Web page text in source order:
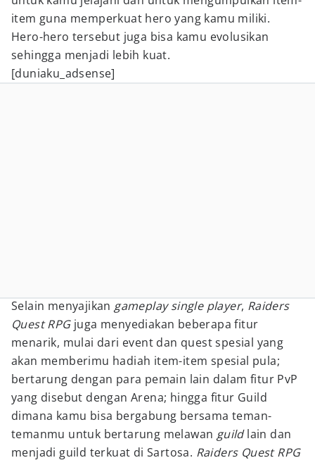
item guna memperkuat hero yang kamu miliki.
Hero-hero tersebut juga bisa kamu evolusikan
sehingga menjadi lebih kuat.
[duniaku_adsense]
Selain menyajikan gameplay single player, Raiders
Quest RPGjuga menyediakan beberapa fitur
menarik, mulai dari event dan quest spesial yang
akan memberimu hadiah item-item spesial pula;
bertarung dengan para pemain lain dalam fitur PvP
yang disebut dengan Arena; hingga fitur Guild
dimana kamu bisa bergabung bersama teman-
temanmu untuk bertarung melawan guildlain dan
menjadi guild terkuat di Sartosa. Raiders Quest RPG